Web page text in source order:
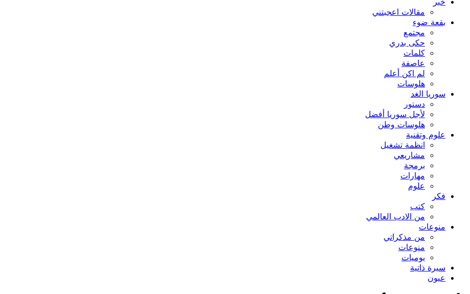
خبر
مقالات اعجبتني
بقعة ضوء
مجتمع
حكى بدري
كلمات
عاصفة
لم اكن أعلم
هلوسات
سوريا الغد
دستور
لأجل سوريا أفضل
هلوسات وطن
علوم وتقنية
انظمة تشغيل
مشاريعي
برمجة
مهارات
علوم
فكر
كتب
من الادب العالمي
منوعات
من مذكراتي
منوعات
يوميات
سيرة ذاتية
عيون